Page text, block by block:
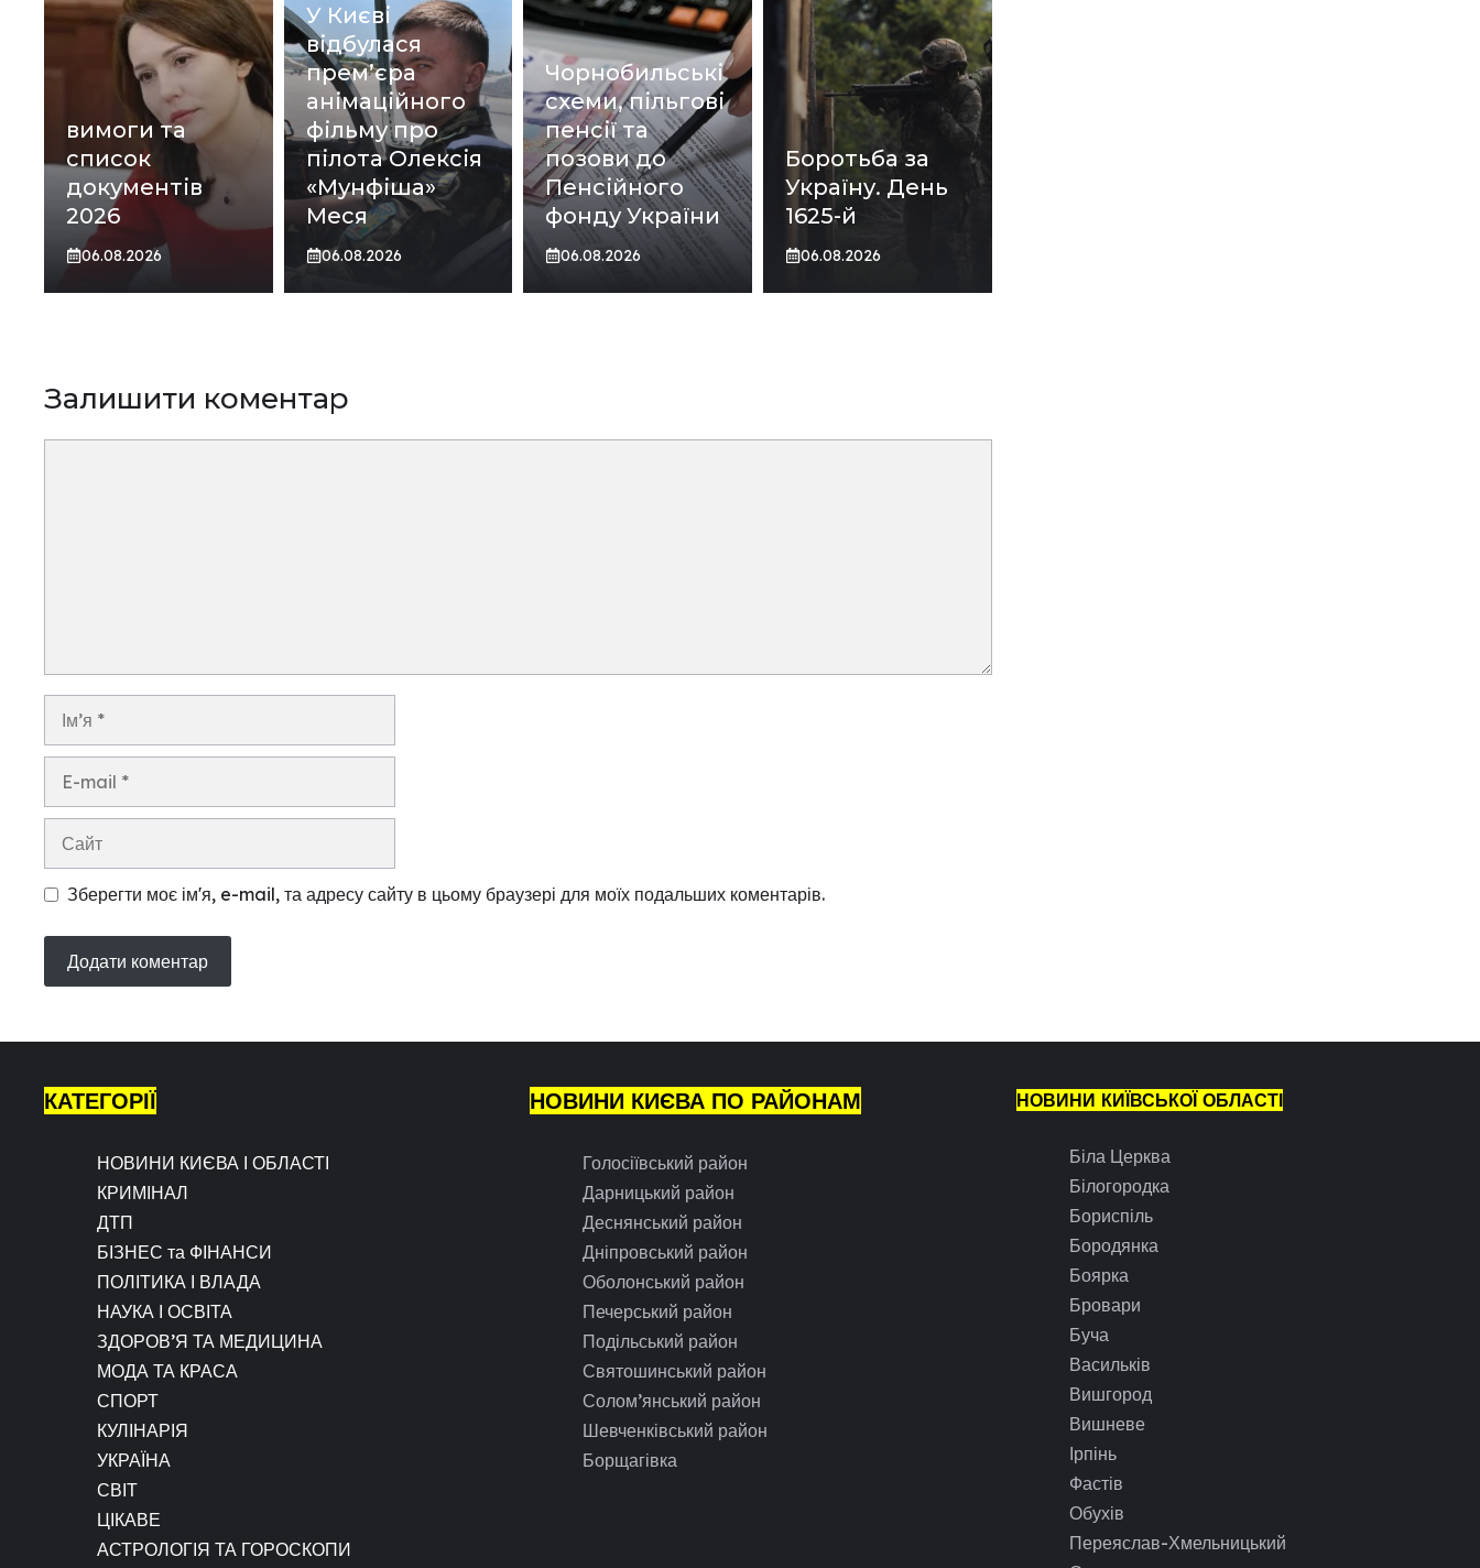
вимоги та
список
документів
2026
06.08.2026
У Києві
відбулася
прем’єра
анімаційного
фільму про
пілота Олексія
«Мунфіша»
Меся
06.08.2026
Чорнобильські
схеми, пільгові
пенсії та
позови до
Пенсійного
фонду України
06.08.2026
Боротьба за
Україну. День
1625-й
06.08.2026
Залишити коментар
Зберегти моє ім'я, e-mail, та адресу сайту в цьому браузері для моїх подальших коментарів.
КАТЕГОРІЇ
НОВИНИ КИЄВА І ОБЛАСТІ
КРИМІНАЛ
ДТП
БІЗНЕС та ФІНАНСИ
ПОЛІТИКА І ВЛАДА
НАУКА І ОСВІТА
ЗДОРОВ’Я ТА МЕДИЦИНА
МОДА ТА КРАСА
СПОРТ
КУЛІНАРІЯ
УКРАЇНА
СВІТ
ЦІКАВЕ
АСТРОЛОГІЯ ТА ГОРОСКОПИ
НОВИНИ КИЄВА ПО РАЙОНАМ
Голосіївський район
Дарницький район
Деснянський район
Дніпровський район
Оболонський район
Печерський район
Подільський район
Святошинський район
Солом’янський район
Шевченківський район
Борщагівка
НОВИНИ КИЇВСЬКОЇ ОБЛАСТІ
Біла Церква
Білогородка
Бориспіль
Бородянка
Боярка
Бровари
Буча
Васильків
Вишгород
Вишневе
Ірпінь
Фастів
Обухів
Переяслав-Хмельницький